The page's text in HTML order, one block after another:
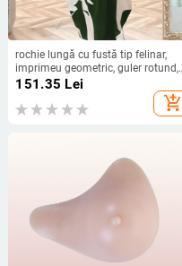
rochie lungă cu fustă tip felinar,
imprimeu geometric, guler rotund,
mâneci scurte, material poliester-
151.35 Lei
add_shopping_cart